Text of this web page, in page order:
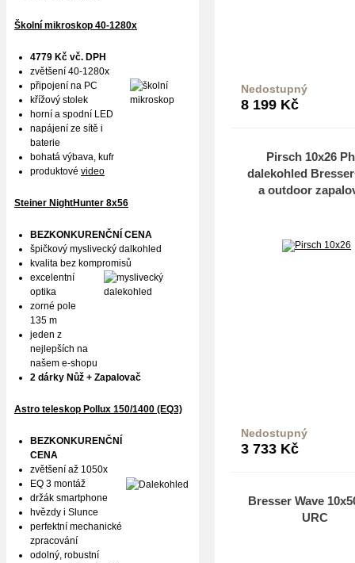
Nedostupný
8 199 Kč
Pirsch 10x26
dalekohled
a outdoor
Nedostupný
3 733 Kč
Bresser Wave
URC
Školní mikroskop 40-1280x
4779 Kč vč. DPH
zvětšení 40-1280x
připojení na PC
křížový stolek
horní a spodní LED
napájení ze sítě i
baterie
bohatá výbava, kufr
produktové video
Steiner NightHunter 8x56
BEZKONKURENČNÍ CENA
špičkový myslivecký dalkohled
kvalita bez kompromisů
excelentní
optika
zorné pole
135 m
jeden z
nejlepších na
našem e-shopu
2 dárky Nůž + Zapalovač
Astro teleskop Pollux 150/1400 (EQ3)
BEZKONKURENČNÍ
CENA
zvětšení až 1050x
EQ 3 montáž
držák smartphone
hvězdy i Slunce
perfektní mechanické
zpracování
odolný, robustní